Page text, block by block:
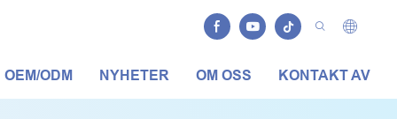
OEM/ODM NYHETER OM OSS KONTAKT AV